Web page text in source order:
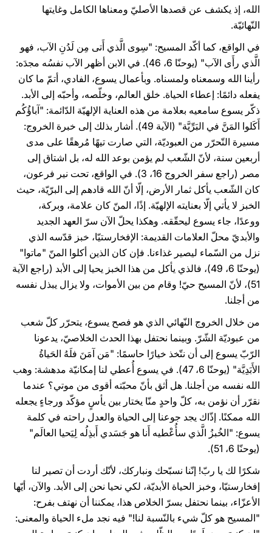
الله، إذ يكشف عن قصدها الأصليّ ومعناها الكامل وغايتها
النّهائيّة.
في الواقع، كما أكّد المسيح: "سِوى الَّذي أَتى مِن لَدُنِ الآب، فهو
الَّذي رأَى الآب" (يوحنّا 6، 46). في الابن أظهر الآب نفسُه مجدَه:
رأينا الله وسمعناه ولمسناه. وبأعمال يسوع، الفادي، أتمّ ما كان
يفعله دائمًا: إعطاء الحياة. خلق العالم، وخلّصه، وأحبّه إلى الأبد.
ذكّر يسوع سامعيه بعلامة من هذه العناية الإلهيّة الدّائمة: "آباؤُكُم
أَكَلوا المَنَّ في البَرِّيَّة" (الآية 49). أشار بذلك إلى خبرة الخروج:
مسيرة التّحرّر من العبوديّة، التي صارت تيهًا مُرهقًا على مدى
أربعين سنة، لأنّ الشّعب لم يؤمن بوعد الله له، بل اشتاق إلى
مصر (راجع سفر الخروج 16، 3). في الواقع، تحت نير فرعون،
كان الشّعب يأكل ثمار الأرض، إلّا أنّ الله قادهم إلى البرّيّة، حيث
الخبز لا يأتي إلّا بعنايته الإلهيّة. إذًا، المنّ كان علامة، وبركة،
ووعدًا، جاء يسوع ليحقّقه. وهكذا يحلّ الآن سرّ العهد الجديد
والأبديّ محلّ العلامات القديمة: الإفخارستيّا، خبز قدّسه الذي
نزل من السّماء ليصير غذاءنا. فإن كان الذين أكلوا المنّ "ماتوا"
(يوحنّا 6، 49)، فالذي يأكل من هذا الخبز يحيا إلى الأبد (راجع الآية
51)، لأنّ المسيح حيّ! وقام من بين الأموات، ولا يزال يبذل نفسه
من أجلنا.
من خلال الخروج النّهائي الذي هو فصح يسوع، يتحرّر كلّ شعب
من عبوديّة الشّرّ. وبينما نحتفل بهذا الحدث الخلاصيّ، يدعونا
الرّبّ يسوع إلى أن نتّخذ خيارًا حاسمًا: "مَن آمَنَ فلَهُ الحَياةُ
الأَبَدِيَّة" (يوحنّا 6، 47). في يسوع أُعطي لنا إمكانيّة مدهشة: وهب
الله نفسه من أجلنا. هل أثق بأنّ محبّته أقوى من موتي؟ عندما
نقرّر أن نؤمن به، كلّ واحدٍ منّا يختار بين يأسٍ مؤكّد ورجاءٍ يجعله
الله ممكنًا. إذّاك يجد جوعنا إلى الحياة والعدل راحته في كلمة
يسوع: "الخُبزُ الَّذي سأُعْطيه أَنا هو جَسَدي أَبذِلُه لِيَحيا العالَم"
(يوحنّا 6، 51).
شكرًا لك يا ربّ! إنّنا نسبّحك ونباركك، لأنّك أردت أن تصير لنا
إفخارستيّا، وخبز الحياة الأبديّة، لكي نحيا نحن إلى الأبد. والآن، أيّها
الأعزّاء، بينما نحتفل بسرّ الخلاص هذا، يمكننا أن نهتف بفرح:
"المسيح هو كلّ شيء بالنّسبة لنا!" فيه نجد ملء الحياة والمعنى: